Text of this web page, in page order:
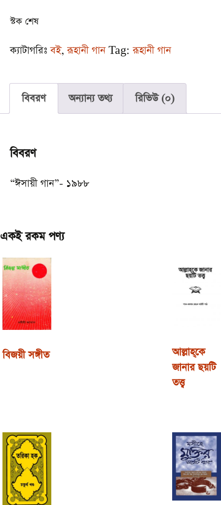
স্টক শেষ
ক্যাটাগরিঃবই, রূহানী গান Tag: রূহানী গান
বিবরণ অন্যান্য তথ্য রিভিউ (0)
বিবরণ
“ঈসায়ী গান”- ১৯৮৮
একই রকম পণ্য
বিজয়ী সঙ্গীত
আল্লাহ্‌কে
জানার ছয়টি
তত্ত্ব